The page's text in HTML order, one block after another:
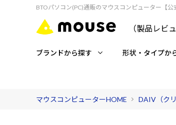
BTOパソコン(PC)通販のマウスコンピューター【公
（製品レビ
ブランドから探す 形状・タイプか
マウスコンピューターHOME DAIV（ク